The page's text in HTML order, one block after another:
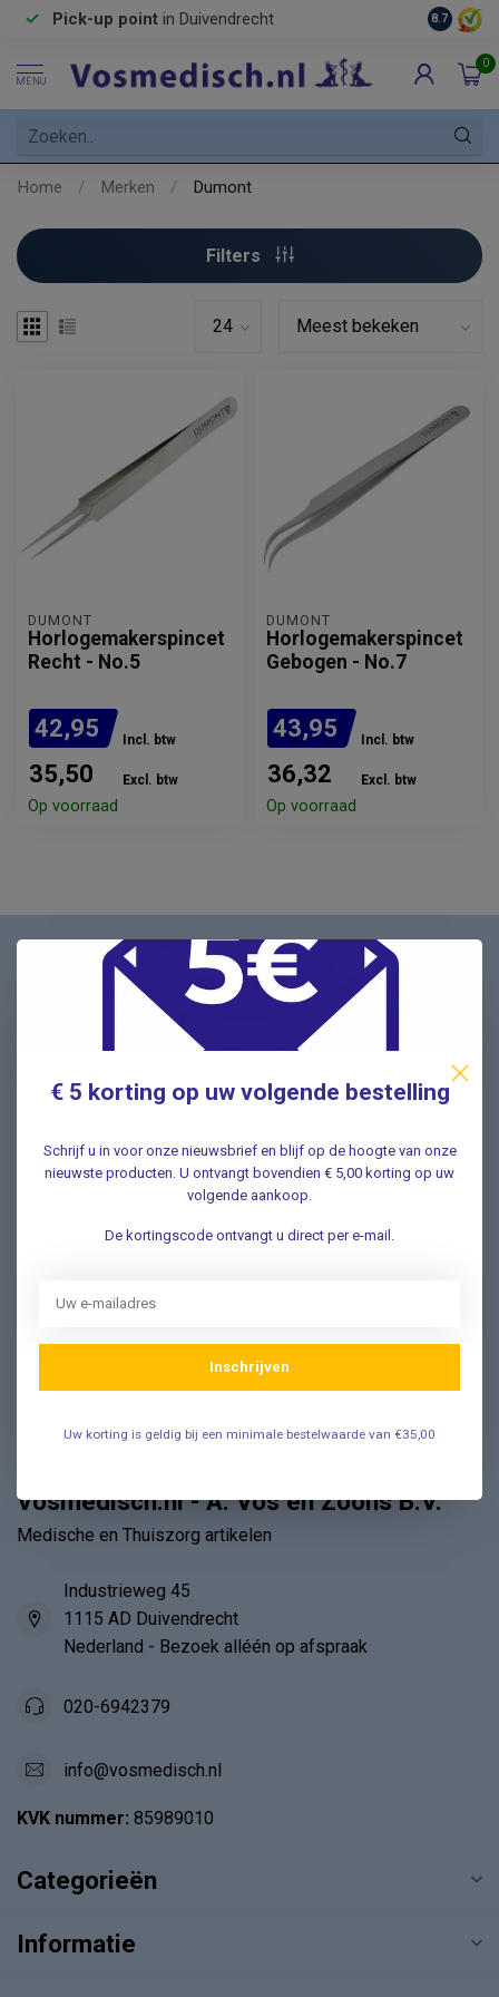
Pick-up point in Duivendrecht 8.7
MENU
0
Home / Merken / Dumont
Filters
DUMONT
Horlogemakerspincet
Recht - No.5
42,95 Incl. btw
35,50 Excl. btw
Op voorraad
DUMONT
Horlogemakerspincet
Gebogen - No.7
43,95 Incl. btw
36,32 Excl. btw
Op voorraad
Vragen? Wij helpen graag!
✔ Snelle antwoorden op veelgestelde vragen ✔ Direct
Veelgestelde Vragen
Nieuwsbrief
Schrijf u in voor onze nieuwsbrief en ontvang als eerste
nieuwe aanbiedingen Meld u nu aan ➡️
Vosmedisch.nl - A. Vos en Zoons B.V.
Medische en Thuiszorg artikelen
Industrieweg 45
1115 AD Duivendrecht
Nederland - Bezoek alléén op afspraak
020-6942379
info@vosmedisch.nl
KVK nummer: 85989010
Categorieën
Informatie
€ 5 korting op uw volgende bestelling
Schrijf u in voor onze nieuwsbrief en blijf op de hoogte van onze
nieuwste producten. U ontvangt bovendien € 5,00 korting op uw
volgende aankoop.
De kortingscode ontvangt u direct per e-mail.
Inschrijven
Uw korting is geldig bij een minimale bestelwaarde van €35,00